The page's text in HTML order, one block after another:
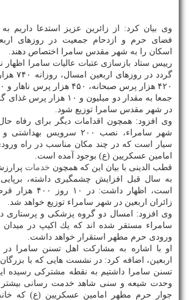
وی بیان كرد: از زائرین عزیز استدعا داریم
فضای حرم و ازدحام جمعیت در روزهای
اسكان را به شهر مقدس سامرا اختصاص دهند.
رییس ستاد بازسازی عتبات عالیات سامرا
گردد در
جمعا به مقدار دو میلیون و ۱۰
در شهر مقدس سامرا توزیع شود.
وی افزود: همچون اقدامات دیگر برای رفاه حال
سیار است كه در چند مكان مناسب در راه
امامین عسكریین (ع) بوجود آمده است.
قطب الدینی با بیان این كه همچون خدمات
به سال قبل افزایش چشمگیری داشته، برپایی
است، اظهار داشت:
زائران اربعین در شهر سامراء توزیع خواهد شد.
وی افزود: امسال دو گروه پزشكی و پرستاری
سامراء مستقر شده اند كه یك اكیپ در
ورودی حرم مطهر استقرار خواهد داشت.
او با اشاره به مشاركت اهل تسنن سامرا در
اربعین، اضافه كرد: در نشست هایی كه با
تسنن سامرا داشتیم به نقطه مشتركی رسیده
وحدت شیعه و سنی شاهد خدمت رسانی بیشتر
جوار حرم مطهر امامین عسكریین (ع) كه